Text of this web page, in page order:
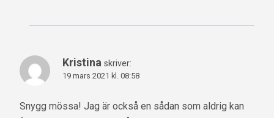
Kristina skriver:
19 mars 2021 kl. 08:58
Snygg mössa! Jag är också en sådan som aldrig kan